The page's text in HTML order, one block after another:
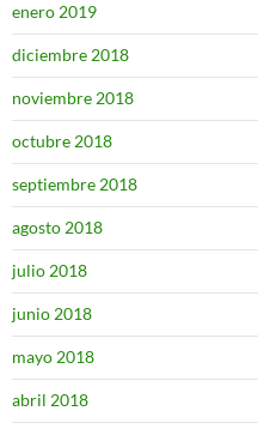
enero 2019
diciembre 2018
noviembre 2018
octubre 2018
septiembre 2018
agosto 2018
julio 2018
junio 2018
mayo 2018
abril 2018